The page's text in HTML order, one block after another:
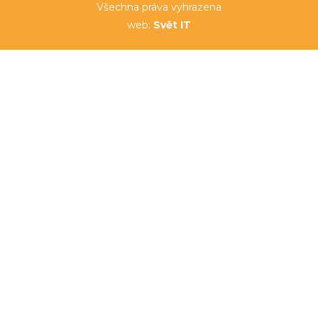
Všechna práva vyhrazena
web: Svět IT